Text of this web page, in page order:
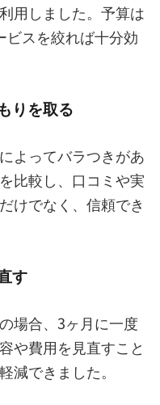
用しました。予算は
ビスを絞れば十分効
りを取る
よってバラつきがあ
比較し、口コミや実
けでなく、信頼でき
す
場合、3ヶ月に一度
や費用を見直すこと
減できました。